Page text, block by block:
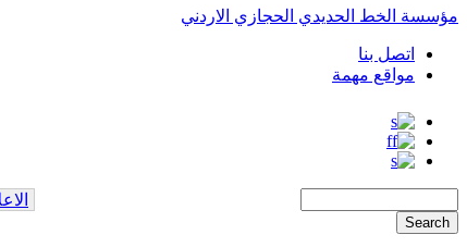
مؤسسة الخط الحديدي الحجازي الاردني
Top
Menu
اتصل بنا
مواقع مهمة